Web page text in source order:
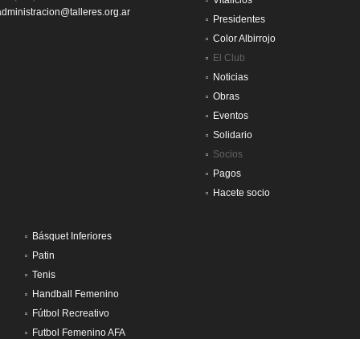
Presidentes
Color Albirrojo
El Club
Noticias
Obras
Eventos
Solidario
Socios
Pagos
Hacete socio
Básquet Inferiores
Patin
Tenis
Handball Femenino
Fútbol Recreativo
Futbol Femenino AFA